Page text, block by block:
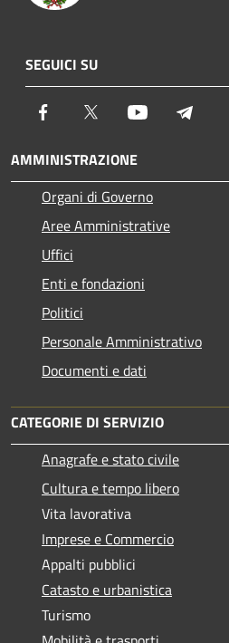
SEGUICI SU
Facebook Twitter Youtube
AMMINISTRAZIONE
Organi di Governo
Aree Amministrative
Uffici
Enti e fondazioni
Politici
Personale Amministrativo
Documenti e dati
CATEGORIE DI SERVIZIO
Anagrafe e stato civile
Cultura e tempo libero
Vita lavorativa
Imprese e Commercio
Appalti pubblici
Catasto e urbanistica
Turismo